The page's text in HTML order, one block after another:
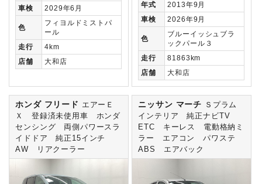
車検
2029年6月
色
フィヨルドミストパ
ール
走行
4km
店舗
大和店
年式
2013年9月
車検
2026年9月
色
ブルーイッシュブラ
ックパール３
走行
81863km
店舗
大和店
ホンダ フリード エアーＥ
Ｘ 登録済未使用車 ホンダ
センシング 両側パワースラ
イドドア 純正15インチ
AW リアクーラー
ニッサン マーチ
Ｓプラム
インテリア 純正ナビTV
ETC キーレス 電動格納ミ
ラー エアコン パワステ
ABS エアバック